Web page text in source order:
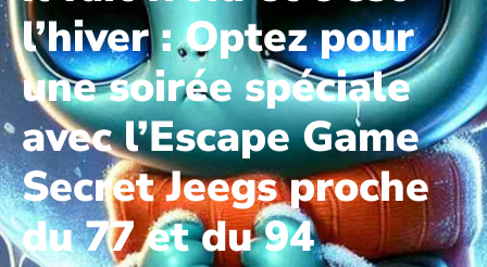
l’hiver : Optez pour
une soirée spéciale
avec l’Escape Game
Secret Jeegs proche
du 77 et du 94